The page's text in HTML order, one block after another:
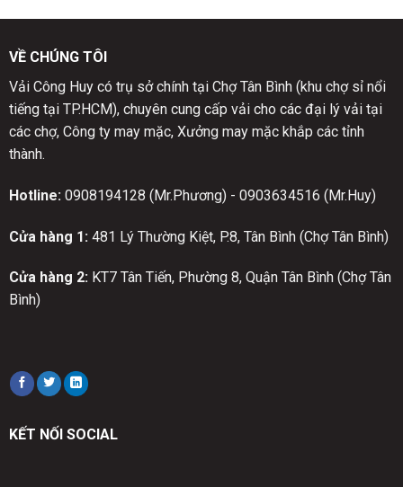
VỀ CHÚNG TÔI
Vải Công Huy có trụ sở chính tại Chợ Tân Bình (khu chợ sỉ nổi
tiếng tại TP.HCM), chuyên cung cấp vải cho các đại lý vải tại
các chợ, Công ty may mặc, Xưởng may mặc khắp các tỉnh
thành.
Hotline:0908194128 (Mr.Phương) - 0903634516 (Mr.Huy)
Cửa hàng 1: 481 Lý Thường Kiệt, P.8, Tân Bình (Chợ Tân Bình)
Cửa hàng 2:KT7 Tân Tiến, Phường 8, Quận Tân Bình (Chợ Tân
Bình)
KẾT NỐI SOCIAL